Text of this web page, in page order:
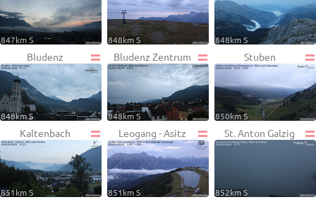
847km S 848km S 848km S
Bludenz
848km S
Bludenz Zentrum
848km S
Stuben
850km S
Kaltenbach
851km S
Leogang - Asitz
851km S
St. Anton Galzig
852km S